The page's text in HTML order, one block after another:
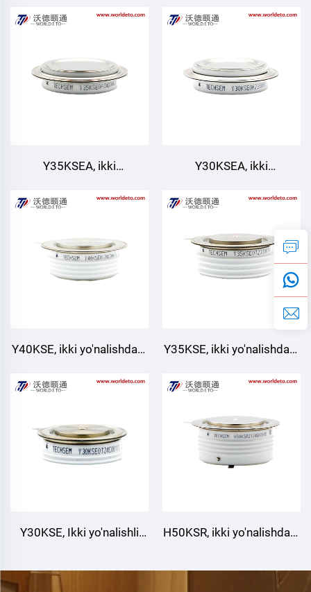
tiristor
Y35KSEA, ikki
tiristor
Y30KSEA, ikki
tiristor
Y40KSE, ikki yo'nalishdagi
Y35KSE, ikki yo'nalishdagi
Y30KSE, Ikki yo'nalishli
H50KSR, ikki yo'nalishdagi